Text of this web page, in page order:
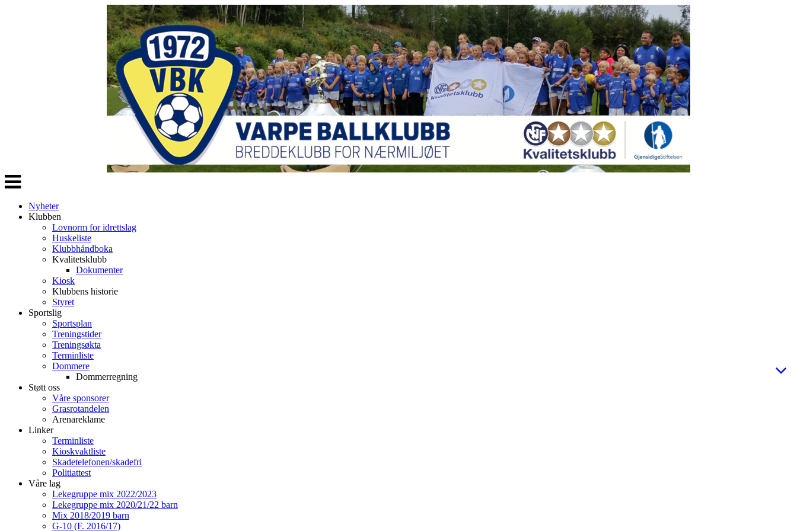
Veksle
navigasjon
Nyheter
Klubben
Lovnorm for idrettslag
Huskeliste
Klubbhåndboka
Kvalitetsklubb
Dokumenter
Kiosk
Klubbens historie
Styret
Sportslig
Sportsplan
Treningstider
Treningsøkta
Terminliste
Dommere
Dommerregning
Støtt oss
Våre sponsorer
Grasrotandelen
Arenareklame
Linker
Terminliste
Kioskvaktliste
Skadetelefonen/skadefri
Politiattest
Våre lag
Lekegruppe mix 2022/2023
Lekegruppe mix 2020/21/22 barn
Mix 2018/2019 barn
G-10 (F. 2016/17)